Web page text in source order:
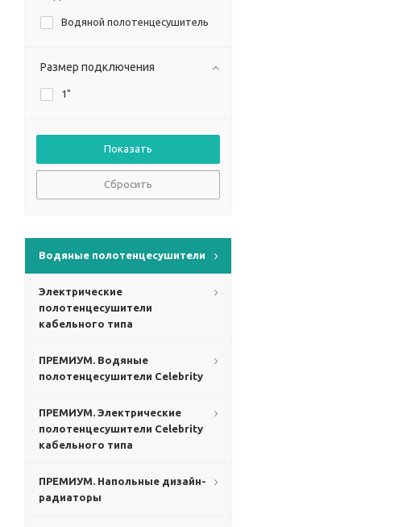
Водяной полотенцесушитель
Размер подключения
1"
Сбросить
Водяные полотенцесушители
Электрические
полотенцесушители
кабельного типа
ПРЕМИУМ. Водяные
полотенцесушители Celebrity
ПРЕМИУМ. Электрические
полотенцесушители Celebrity
кабельного типа
ПРЕМИУМ. Напольные дизайн-
радиаторы